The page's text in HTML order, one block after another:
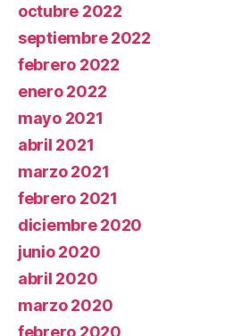
octubre 2022
septiembre 2022
febrero 2022
enero 2022
mayo 2021
abril 2021
marzo 2021
febrero 2021
diciembre 2020
junio 2020
abril 2020
marzo 2020
febrero 2020